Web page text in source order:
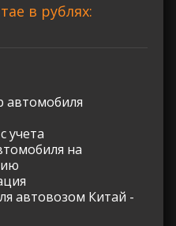
в рублях:
автомобиля
учета
на
автовозом Китай -